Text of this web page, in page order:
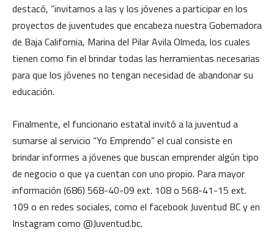
destacó, “invitamos a las y los jóvenes a participar en los
proyectos de juventudes que encabeza nuestra Gobernadora
de Baja California, Marina del Pilar Avila Olmeda, los cuales
tienen como fin el brindar todas las herramientas necesarias
para que los jóvenes no tengan necesidad de abandonar su
educación.
Finalmente, el funcionario estatal invitó a la juventud a
sumarse al servicio “Yo Emprendo” el cual consiste en
brindar informes a jóvenes que buscan emprender algún tipo
de negocio o que ya cuentan con uno propio. Para mayor
información (686) 568-40-09 ext. 108 o 568-41-15 ext.
109 o en redes sociales, como el facebook Juventud BC y en
Instagram como @Juventud.bc.